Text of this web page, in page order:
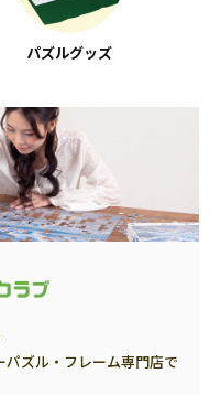
パズルグッズ
ズル・フレーム専門店で